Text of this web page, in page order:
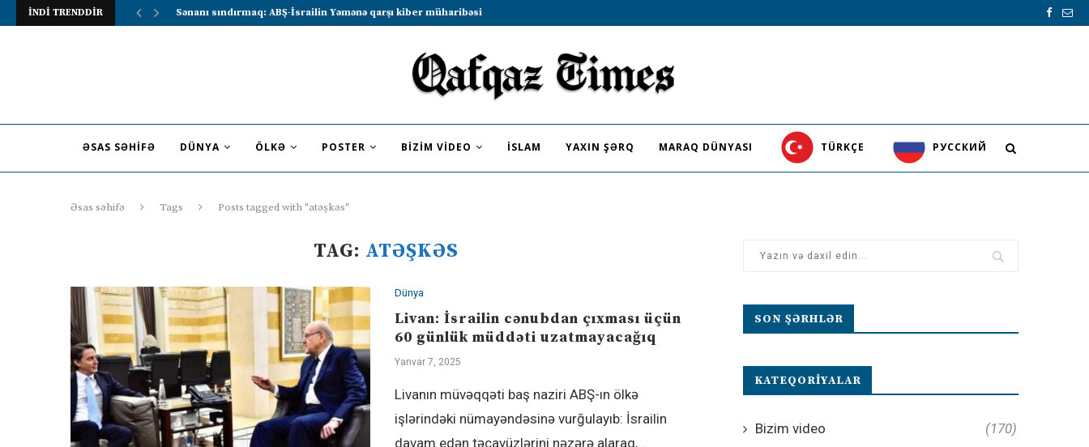
İNDİ TRENDDİR Lavrov Suriya prezidentini Rusiya–Ərəb sammitində iştirak etməyə dəvət...
ƏSAS SƏHIFƏ DÜNYA ÖLKƏ POSTER BIZIM VIDEO İSLAM YAXIN ŞƏRQ MARAQ DÜNYASI TÜRKÇE PУССКИЙ
Əsas səhifə Tags Posts tagged with "atəşkəs"
TAG: ATƏŞKƏS
Dünya
Livan: İsrailin cənubdan çıxması üçün
60 günlük müddəti uzatmayacağıq
Yanvar 7, 2025
Livanın müvəqqəti baş naziri ABŞ-ın ölkə
işlərindəki nümayəndəsinə vurğulayıb: İsrailin
davam edən təcavüzlərini nəzərə alaraq,…
SON ŞƏRHLƏR
KATEQORIYALAR
Bizim video (170)